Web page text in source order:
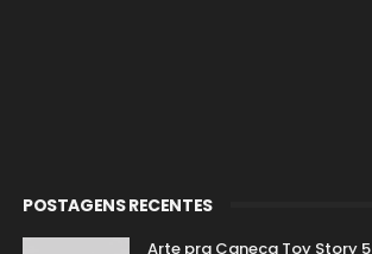
POSTAGENS RECENTES
Arte pra Caneca Toy Story 5